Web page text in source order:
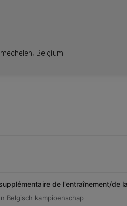
Belgium
de l'entraînement/de
Belgisch kampioenschap